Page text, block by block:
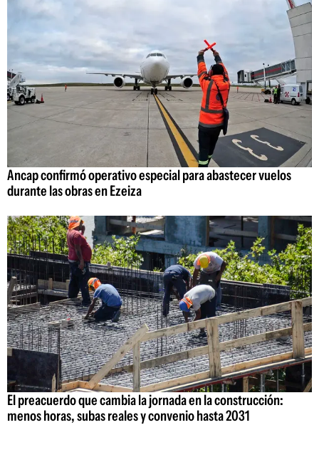
Ancap confirmó operativo especial para abastecer vuelos
durante las obras en Ezeiza
El preacuerdo que cambia la jornada en la construcción:
menos horas, subas reales y convenio hasta 2031